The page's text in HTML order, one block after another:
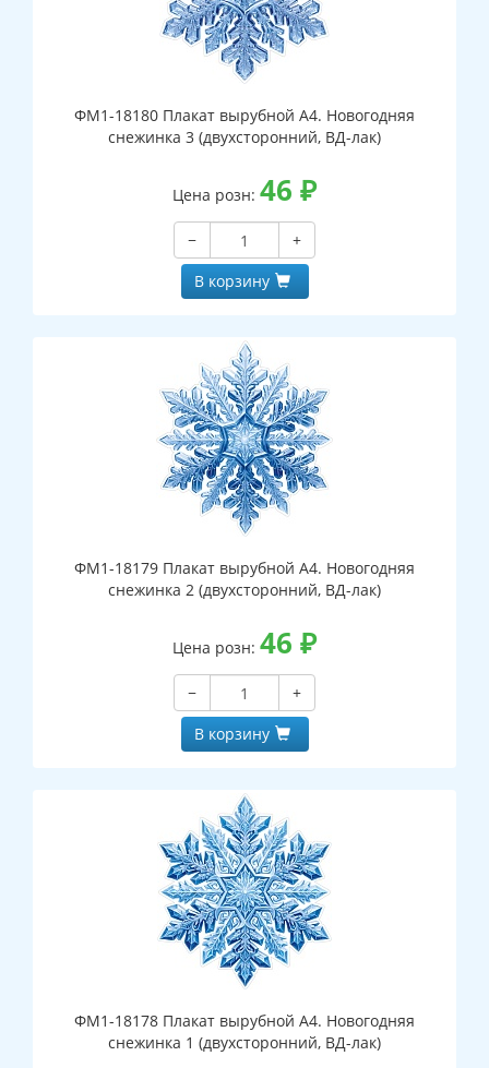
ФМ1-18180 Плакат вырубной А4. Новогодняя
снежинка 3 (двухсторонний, ВД-лак)
Цена розн: 46 ₽
−
+
В корзину
ФМ1-18179 Плакат вырубной А4. Новогодняя
снежинка 2 (двухсторонний, ВД-лак)
Цена розн: 46 ₽
−
+
В корзину
ФМ1-18178 Плакат вырубной А4. Новогодняя
снежинка 1 (двухсторонний, ВД-лак)